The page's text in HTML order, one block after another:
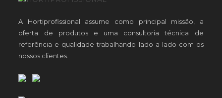
A Hortiprofissional assume como principal missão, a
oferta de produtos e uma consultoria técnica de
referência e qualidade trabalhando lado a lado com os
nossos clientes.